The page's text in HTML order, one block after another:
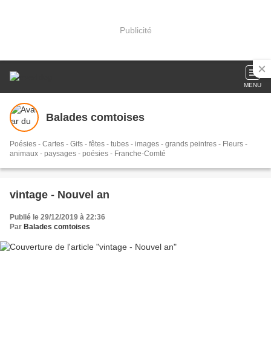
Publicité
MENU
Balades comtoises
Poésies - Cartes - Gifs - fêtes - tubes - images - grands peintres - Fleurs -
animaux - paysages - poésies - Franche-Comté
vintage - Nouvel an
Publié le 29/12/2019 à 22:36
Par Balades comtoises